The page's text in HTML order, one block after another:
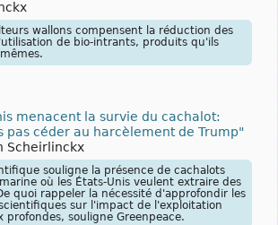
wallons compensent la réduction des
de bio-intrants, produits qu'ils
menacent la survie du cachalot:
pas céder au harcèlement de Trump"
Scheirlinckx
souligne la présence de cachalots
où les États-Unis veulent extraire des
quoi rappeler la nécessité d'approfondir les
sur l'impact de l'exploitation
profondes, souligne Greenpeace.